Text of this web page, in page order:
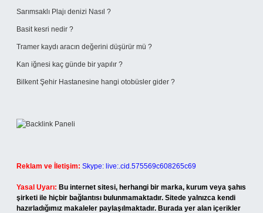
Sarımsaklı Plajı denizi Nasıl ?
Basit kesri nedir ?
Tramer kaydı aracın değerini düşürür mü ?
Kan iğnesi kaç günde bir yapılır ?
Bilkent Şehir Hastanesine hangi otobüsler gider ?
Reklam ve İletişim: Skype: live:.cid.575569c608265c69
Yasal Uyarı: Bu internet sitesi, herhangi bir marka, kurum veya şahıs
şirketi ile hiçbir bağlantısı bulunmamaktadır. Sitede yalnızca kendi
hazırladığımız makaleler paylaşılmaktadır. Burada yer alan içerikler